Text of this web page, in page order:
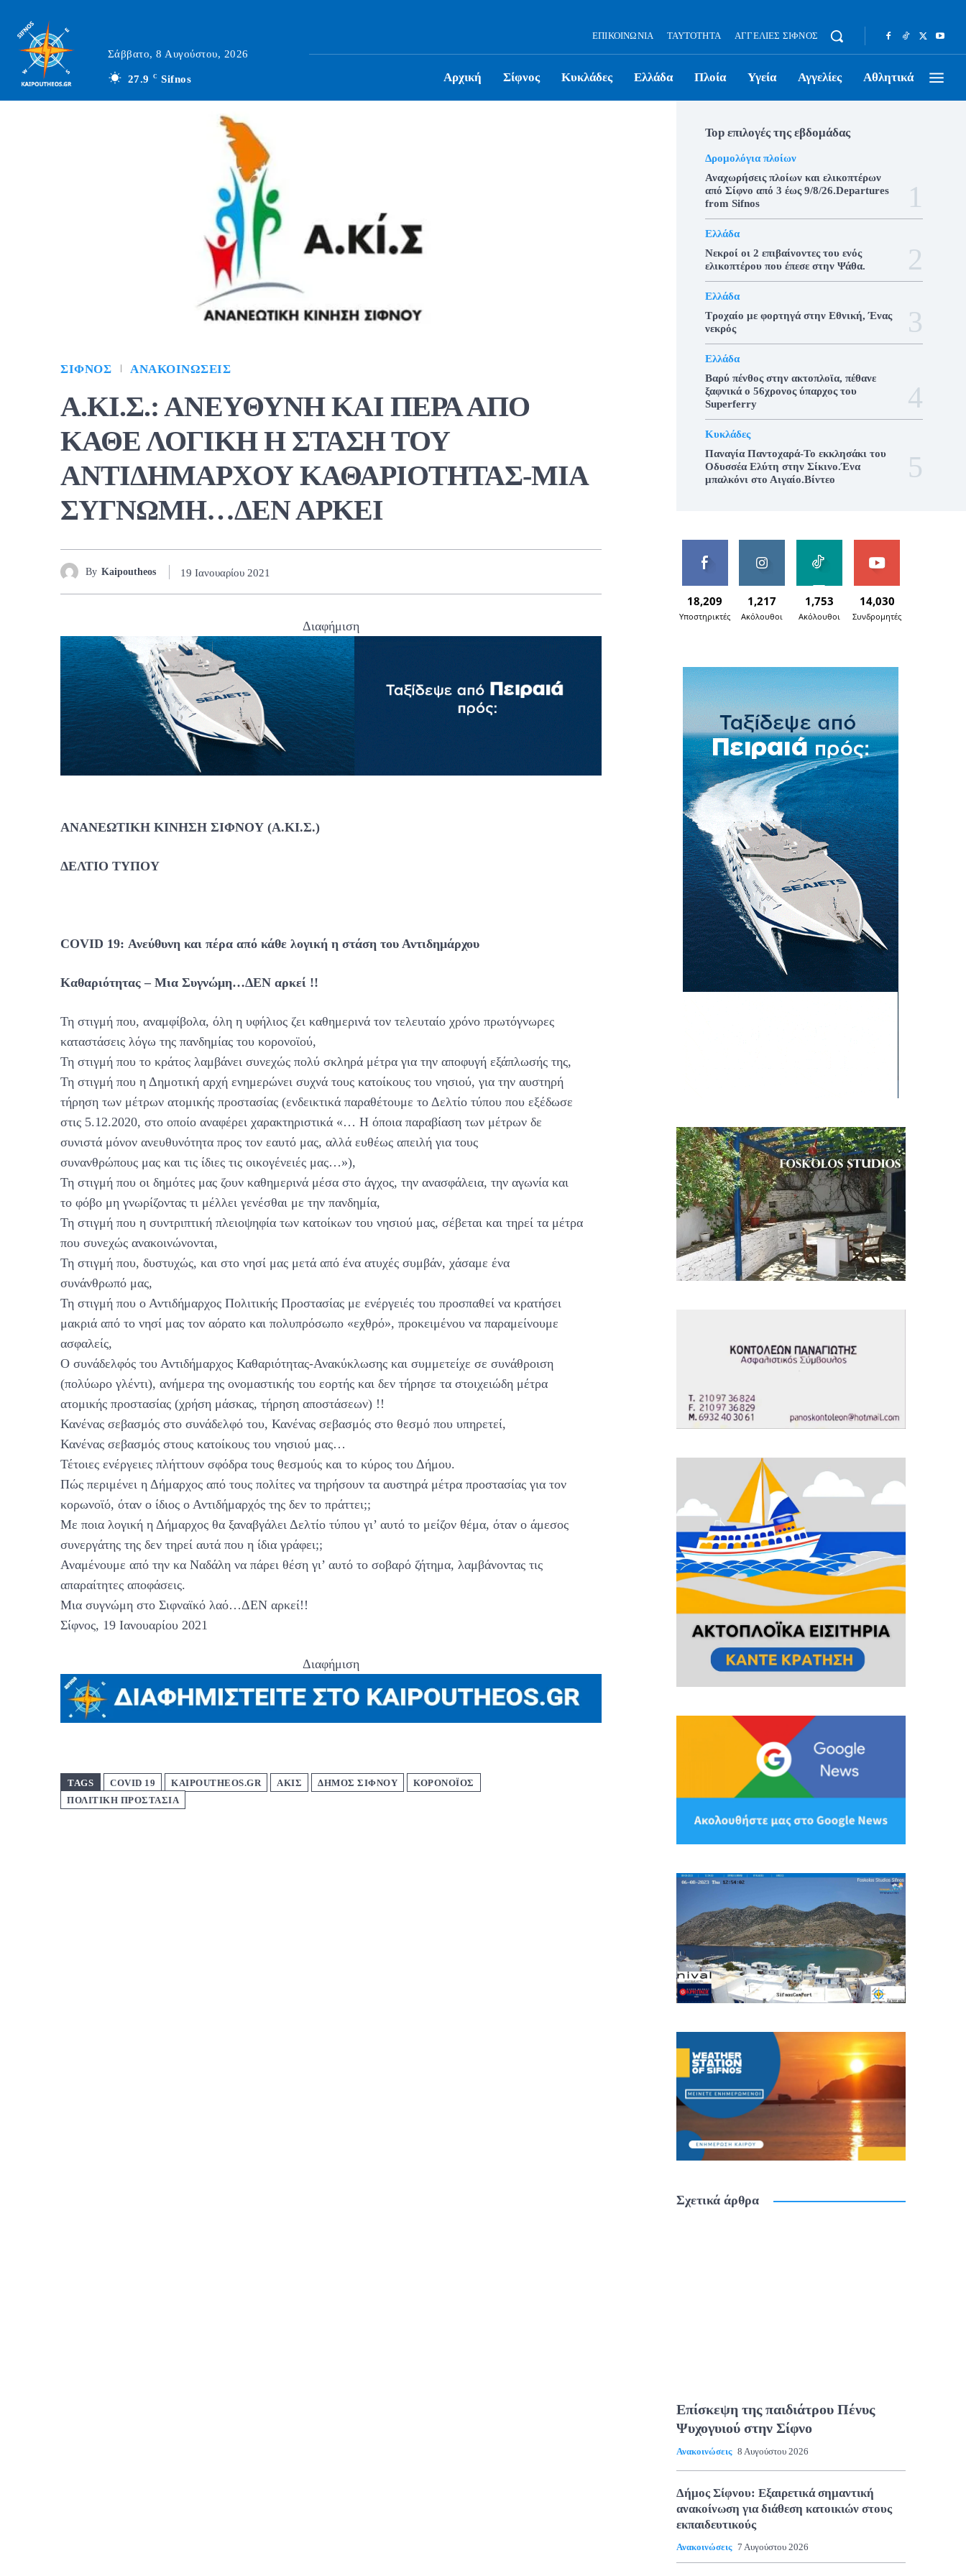
Σάββατο, 8 Αυγούστου, 2026
27.9 C Sifnos
ΕΠΙΚΟΙΝΩΝΊΑ ΤΑΥΤΌΤΗΤΑ ΑΓΓΕΛΊΕΣ ΣΊΦΝΟΣ
Αρχική Σίφνος Κυκλάδες Ελλάδα Πλοία Υγεία Αγγελίες Αθλητικά
ΣΊΦΝΟΣ ΑΝΑΚΟΙΝΏΣΕΙΣ
Α.ΚΙ.Σ.: ΑΝΕΥΘΥΝΗ ΚΑΙ ΠΕΡΑ ΑΠΟ
ΚΑΘΕ ΛΟΓΙΚΗ Η ΣΤΑΣΗ ΤΟΥ
ΑΝΤΙΔΗΜΑΡΧΟΥ ΚΑΘΑΡΙΟΤΗΤΑΣ-ΜΙΑ
ΣΥΓΝΩΜΗ…ΔΕΝ ΑΡΚΕΙ
By Kaipoutheos 19 Ιανουαρίου 2021
Διαφήμιση
ΑΝΑΝΕΩΤΙΚΗ ΚΙΝΗΣΗ ΣΙΦΝΟΥ (Α.ΚΙ.Σ.)
ΔΕΛΤΙΟ ΤΥΠΟΥ
COVID 19: Ανεύθυνη και πέρα από κάθε λογική η στάση του Αντιδημάρχου
Καθαριότητας – Μια Συγνώμη…ΔΕΝ αρκεί !!
Τη στιγμή που, αναμφίβολα, όλη η υφήλιος ζει καθημερινά τον τελευταίο χρόνο πρωτόγνωρες
καταστάσεις λόγω της πανδημίας του κορονοϊού,
Τη στιγμή που το κράτος λαμβάνει συνεχώς πολύ σκληρά μέτρα για την αποφυγή εξάπλωσής της,
Τη στιγμή που η Δημοτική αρχή ενημερώνει συχνά τους κατοίκους του νησιού, για την αυστηρή
τήρηση των μέτρων ατομικής προστασίας (ενδεικτικά παραθέτουμε το Δελτίο τύπου που εξέδωσε
στις 5.12.2020, στο οποίο αναφέρει χαρακτηριστικά «… Η όποια παραβίαση των μέτρων δε
συνιστά μόνον ανευθυνότητα προς τον εαυτό μας, αλλά ευθέως απειλή για τους
συνανθρώπους μας και τις ίδιες τις οικογένειές μας…»),
Τη στιγμή που οι δημότες μας ζουν καθημερινά μέσα στο άγχος, την ανασφάλεια, την αγωνία και
το φόβο μη γνωρίζοντας τι μέλλει γενέσθαι με την πανδημία,
Τη στιγμή που η συντριπτική πλειοψηφία των κατοίκων του νησιού μας, σέβεται και τηρεί τα μέτρα
που συνεχώς ανακοινώνονται,
Τη στιγμή που, δυστυχώς, και στο νησί μας μετά από ένα ατυχές συμβάν, χάσαμε ένα
συνάνθρωπό μας,
Τη στιγμή που ο Αντιδήμαρχος Πολιτικής Προστασίας με ενέργειές του προσπαθεί να κρατήσει
μακριά από το νησί μας τον αόρατο και πολυπρόσωπο «εχθρό», προκειμένου να παραμείνουμε
ασφαλείς,
Ο συνάδελφός του Αντιδήμαρχος Καθαριότητας-Ανακύκλωσης και συμμετείχε σε συνάθροιση
(πολύωρο γλέντι), ανήμερα της ονομαστικής του εορτής και δεν τήρησε τα στοιχειώδη μέτρα
ατομικής προστασίας (χρήση μάσκας, τήρηση αποστάσεων) !!
Κανένας σεβασμός στο συνάδελφό του, Κανένας σεβασμός στο θεσμό που υπηρετεί,
Κανένας σεβασμός στους κατοίκους του νησιού μας…
Τέτοιες ενέργειες πλήττουν σφόδρα τους θεσμούς και το κύρος του Δήμου.
Πώς περιμένει η Δήμαρχος από τους πολίτες να τηρήσουν τα αυστηρά μέτρα προστασίας για τον
κορωνοϊό, όταν ο ίδιος ο Αντιδήμαρχός της δεν το πράττει;;
Με ποια λογική η Δήμαρχος θα ξαναβγάλει Δελτίο τύπου γι’ αυτό το μείζον θέμα, όταν ο άμεσος
συνεργάτης της δεν τηρεί αυτά που η ίδια γράφει;;
Αναμένουμε από την κα Ναδάλη να πάρει θέση γι’ αυτό το σοβαρό ζήτημα, λαμβάνοντας τις
απαραίτητες αποφάσεις.
Μια συγνώμη στο Σιφναϊκό λαό…ΔΕΝ αρκεί!!
Σίφνος, 19 Ιανουαρίου 2021
Διαφήμιση
TAGS COVID 19 KAIPOUTHEOS.GR ΑΚΙΣ ΔΗΜΟΣ ΣΙΦΝΟΥ
ΚΟΡΟΝΟΪΟΣ
ΠΟΛΙΤΙΚΗ ΠΡΟΣΤΑΣΙΑ
Top επιλογές της εβδομάδας
Δρομολόγια πλοίων
Αναχωρήσεις πλοίων και ελικοπτέρων
από Σίφνο από 3 έως 9/8/26.Departures
from Sifnos
Ελλάδα
Νεκροί οι 2 επιβαίνοντες του ενός
ελικοπτέρου που έπεσε στην Ψάθα.
Ελλάδα
Τροχαίο με φορτηγά στην Εθνική, Ένας
νεκρός
Ελλάδα
Βαρύ πένθος στην ακτοπλοϊα, πέθανε
ξαφνικά ο 56χρονος ύπαρχος του
Superferry
Κυκλάδες
Παναγία Παντοχαρά-Το εκκλησάκι του
Οδυσσέα Ελύτη στην Σίκινο.Ένα
μπαλκόνι στο Αιγαίο.Βίντεο
18,209
Υποστηρικτές
1,217
Ακόλουθοι
1,753
Ακόλουθοι
14,030
Συνδρομητές
Σχετικά άρθρα
Επίσκεψη της παιδιάτρου Πένυς
Ψυχογυιού στην Σίφνο
Ανακοινώσεις 8 Αυγούστου 2026
Δήμος Σίφνου: Εξαιρετικά σημαντική
ανακοίνωση για διάθεση κατοικιών στους
εκπαιδευτικούς
Ανακοινώσεις 7 Αυγούστου 2026